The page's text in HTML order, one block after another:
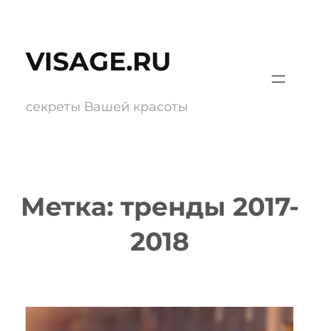
содержимому
VISAGE.RU
секреты Вашей красоты
Метка: тренды 2017-
2018